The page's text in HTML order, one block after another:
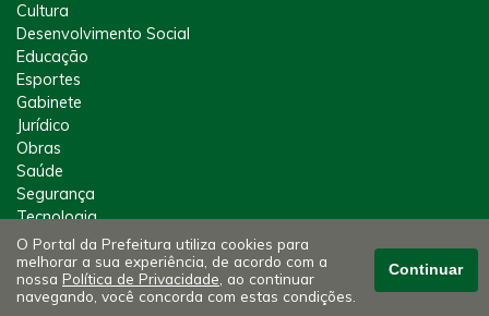
Cultura
Desenvolvimento Social
Educação
Esportes
Gabinete
Jurídico
Obras
Saúde
Segurança
Tecnologia
Tributos
Meio Ambiente
Defesa Civil
O Portal da Prefeitura utiliza cookies para
melhorar a sua experiência, de acordo com a
nossa Política de Privacidade , ao continuar
navegando, você concorda com estas condições.
Continuar